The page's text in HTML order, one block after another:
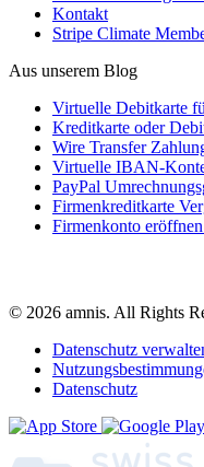
Kontakt
Stripe Climate
Aus unserem Blog
Virtuelle Debitkarte
Kreditkarte oder
Wire Transfer
Virtuelle IBAN-
PayPal
Firmenkreditkarte
Firmenkonto
© 2026 amnis. All Rights
Datenschutz
Datenschutz